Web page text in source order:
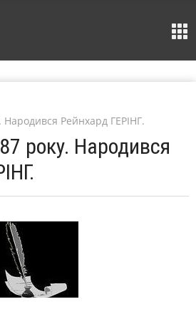
Рейнхард ГЕРІНГ.
року. Народився